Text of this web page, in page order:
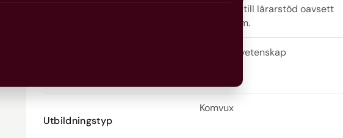
möjlighet till lärarstöd oavsett
studieform.
Samhällsvetenskap
Utbildningstyp
Komvux